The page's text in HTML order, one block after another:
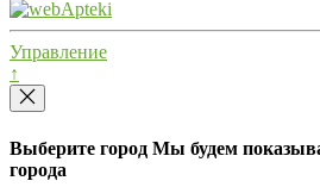
Управление
↑
Выберите город Мы будем
города